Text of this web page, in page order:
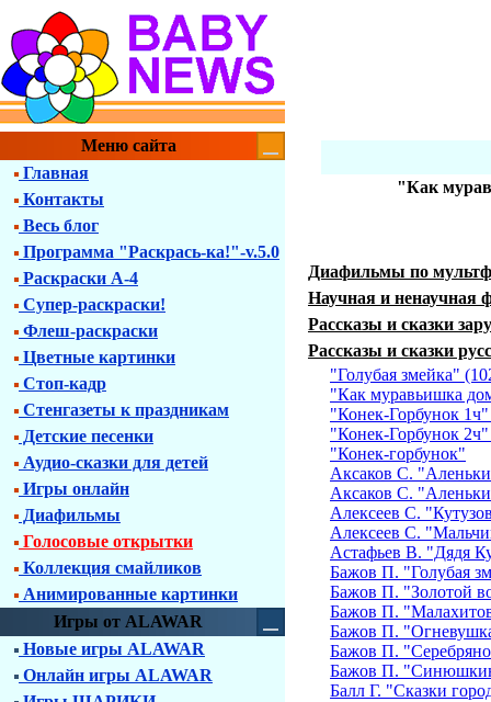
Меню сайта
Главная
Контакты
Весь блог
Программа "Раскрась-ка!"-v.5.0
Раскраски А-4
Супер-раскраски!
Флеш-раскраски
Цветные картинки
Стоп-кадр
Стенгазеты к праздникам
Детские песенки
Аудио-сказки для детей
Игры онлайн
Диафильмы
Голосовые открытки
Коллекция смайликов
Анимированные картинки
Игры от ALAWAR
Новые игры ALAWAR
Онлайн игры ALAWAR
"Как
Диафильмы по
Научная и ненаучная
Рассказы и сказки
Рассказы и сказки
"Голубая змейка"
"Как муравьишка
"Конек-Горбунок
"Конек-Горбунок
"Конек-горбунок"
Аксаков C.
Аксаков С.
Алексеев С.
Алексеев С.
Астафьев В. "Дядя
Бажов П. "Голубая
Бажов П. "Золотой
Бажов П.
Бажов П.
Бажов П.
Бажов П.
Балл Г. "Сказки